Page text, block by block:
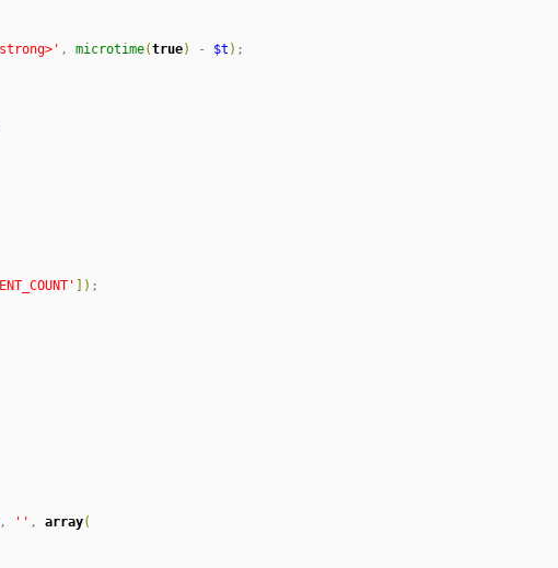
' , microtime(true) - $t ) ;
' ] ) ;
, ' ' , array(